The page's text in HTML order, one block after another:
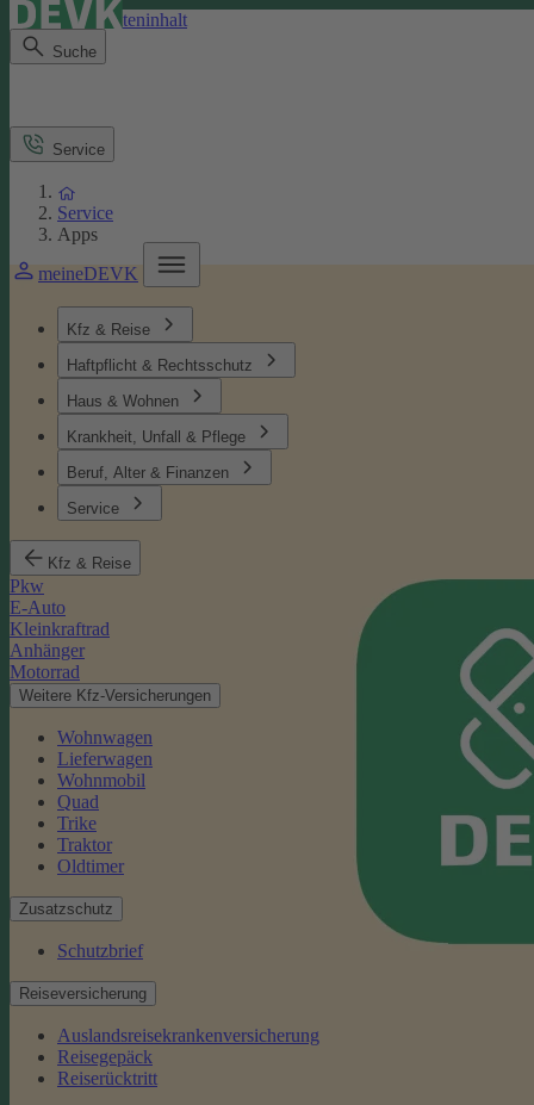
Direkt zum Seiteninhalt
Suche
meineDEVK
Kfz & Reise
Haftpflicht & Rechtsschutz
Haus & Wohnen
Krankheit, Unfall & Pflege
Beruf, Alter & Finanzen
Service
Kfz & Reise
Pkw
E-Auto
Kleinkraftrad
Anhänger
Motorrad
Weitere Kfz-Versicherungen
Wohnwagen
Lieferwagen
Wohnmobil
Quad
Trike
Traktor
Oldtimer
Zusatzschutz
Schutzbrief
Reiseversicherung
Auslandsreisekrankenversicherung
Reisegepäck
Reiserücktritt
Service
Service
Apps